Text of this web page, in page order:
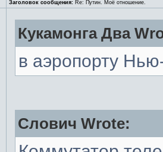
Заголовок сообщения: Re: Путин. Моё отношение.
Кукамонга Два
в аэропорту
Слович Wrote: